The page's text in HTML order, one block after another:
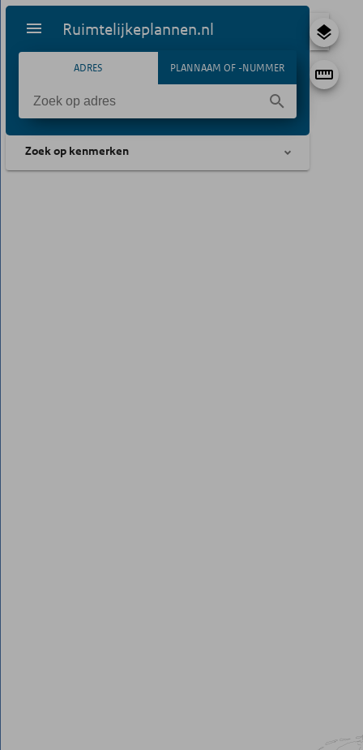
Ruimtelijkeplannen.nl
ADRES PLANNAAM OF -NUMMER
Zoek op kenmerken